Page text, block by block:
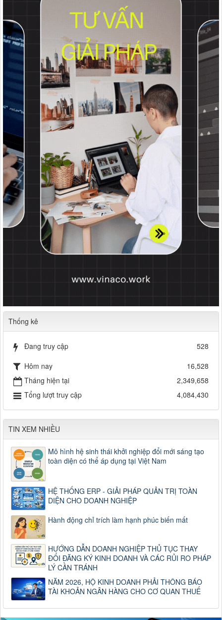
Thống kê
Đang truy cập
528
Hôm nay
16,528
Tháng hiện tại
2,349,658
Tổng lượt truy cập
4,084,430
TIN XEM NHIỀU
Mô hình hệ sinh thái khởi nghiệp đổi mới sáng tạo
toàn diện có thể áp dụng tại Việt Nam
HỆ THỐNG ERP - GIẢI PHÁP QUẢN TRỊ TOÀN
DIỆN CHO DOANH NGHIỆP
Hành động chỉ trích làm hạnh phúc biến mất
HƯỚNG DẪN DOANH NGHIỆP THỦ TỤC THAY
ĐỔI ĐĂNG KÝ KINH DOANH VÀ CÁC RỦI RO PHÁP
LÝ CẦN TRÁNH
NĂM 2026, HỘ KINH DOANH PHẢI THÔNG BÁO
TÀI KHOẢN NGÂN HÀNG CHO CƠ QUAN THUẾ